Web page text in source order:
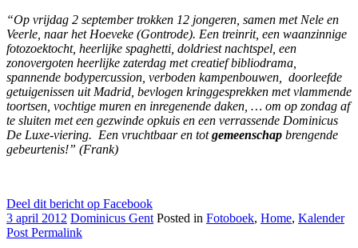
“Op vrijdag 2 september trokken 12 jongeren, samen met Nele en
Veerle, naar het Hoeveke (Gontrode). Een treinrit, een waanzinnige
fotozoektocht, heerlijke spaghetti, doldriest nachtspel, een
zonovergoten heerlijke zaterdag met creatief bibliodrama,
spannende bodypercussion, verboden kampenbouwen, doorleefde
getuigenissen uit Madrid, bevlogen kringgesprekken met vlammende
toortsen, vochtige muren en inregenende daken, … om op zondag af
te sluiten met een gezwinde opkuis en een verrassende Dominicus
De Luxe-viering. Een vruchtbaar en totgemeenschap brengende
gebeurtenis!” (Frank)
Deel dit bericht op Facebook
3 april 2012 Dominicus Gent Posted in Fotoboek, Home, Kalender
Post Permalink